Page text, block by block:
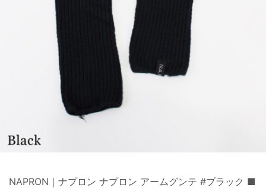
NAPRON｜ナプロン ナプロン アームグンテ #ブラック ■